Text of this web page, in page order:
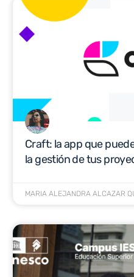
Craft: la app que
la gestión de tus
MARIA ALEJANDRA ALCAZAR